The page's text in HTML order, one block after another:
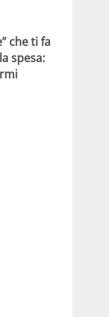
che ti fa
spesa: